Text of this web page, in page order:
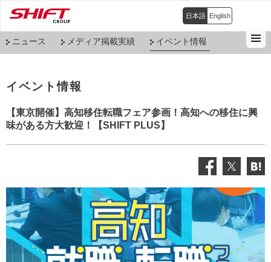
日本語 English
ニュース メディア掲載実績 イベント情報
イベント情報
【東京開催】高知移住転職フェア参画！高知への移住に興
味がある方大歓迎！【SHIFT PLUS】